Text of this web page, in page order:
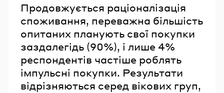
Продовжується раціоналізація
споживання, переважна більшість
опитаних планують свої покупки
заздалегідь (90%), і лише 4%
респондентів частіше роблять
імпульсні покупки. Результати
відрізняються серед вікових груп,